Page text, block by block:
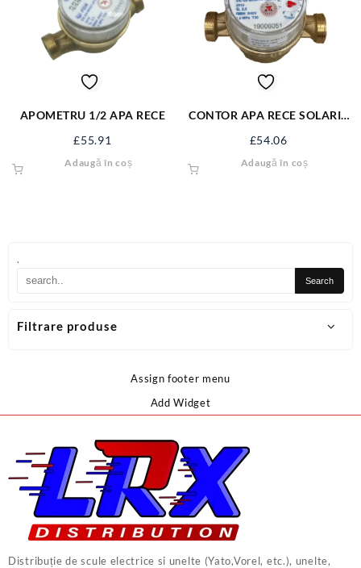
.
Filtrare produse
APOMETRU 1/2 APA RECE
£55.91
Adaugă în coș
CONTOR APA RECE SOLARIS
£54.06
Adaugă în coș
Assign footer menu
Add Widget
Distribuție de scule electrice si unelte (Yato,Vorel, etc.), unelte,